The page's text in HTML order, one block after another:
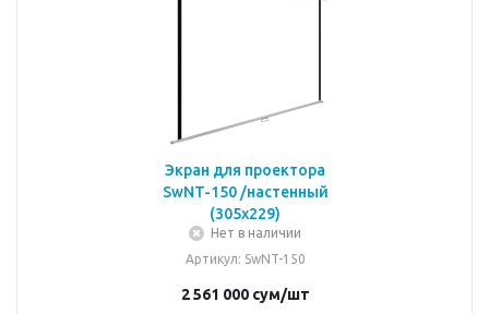
Экран для проектора
SwNT-150 /настенный
(305x229)
Нет в наличии
Артикул: SwNT-150
2 561 000сум/шт